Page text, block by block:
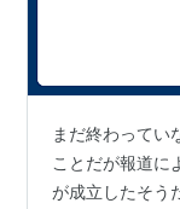
まだ終わってい
ことだが報道に
が成立したそう